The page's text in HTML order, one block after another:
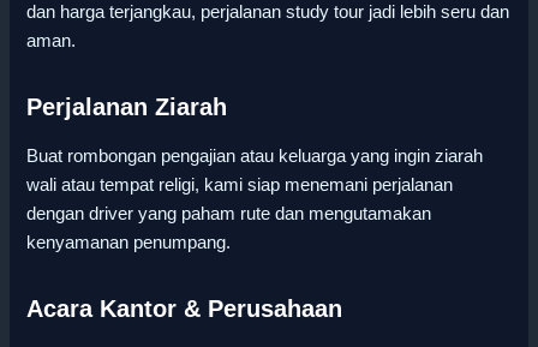
dan harga terjangkau, perjalanan study tour jadi lebih seru dan
aman.
Perjalanan Ziarah
Buat rombongan pengajian atau keluarga yang ingin ziarah
wali atau tempat religi, kami siap menemani perjalanan
dengan driver yang paham rute dan mengutamakan
kenyamanan penumpang.
Acara Kantor & Perusahaan